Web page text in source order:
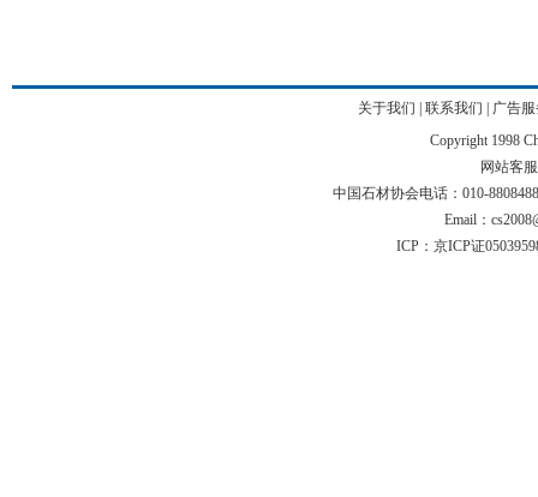
关于我们 联系我们
广告
Copyright 1998
网站客
中国石材协会电话：010-
Email：
ICP：京ICP证